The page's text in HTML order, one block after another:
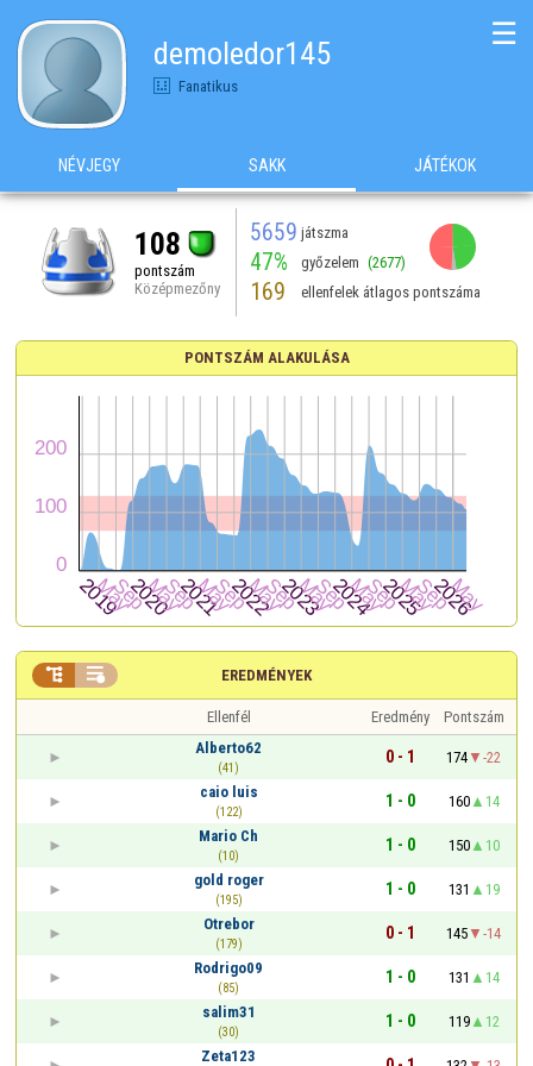
demoledor145
Fanatikus
☰
NÉVJEGY SAKK JÁTÉKOK
108
pontszám
Középmezőny
5659 játszma
47% győzelem (2677)
169 ellenfelek átlagos pontszáma
PONTSZÁM ALAKULÁSA
EREDMÉNYEK
 
Ellenfél Eredmény
Pontszám
Alberto62
(41)
0 - 1 174
-22
caio luis
(122)
1 - 0 160
14
Mario Ch
(10)
1 - 0 150
10
gold roger
(195)
1 - 0 131
19
Otrebor
(179)
0 - 1 145
-14
Rodrigo09
(85)
1 - 0 131
14
salim31
(30)
1 - 0 119
12
Zeta123